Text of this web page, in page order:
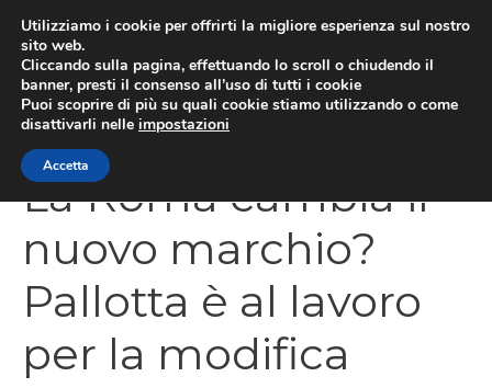
contenuto
La Roma cambia il
nuovo marchio?
Pallotta è al lavoro
per la modifica
Utilizziamo i cookie per offrirti la migliore esperienza sul nostro
sito web.
Cliccando sulla pagina, effettuando lo scroll o chiudendo il
banner, presti il consenso all’uso di tutti i cookie
Puoi scoprire di più su quali cookie stiamo utilizzando o come
disattivarli nelle impostazioni
Accetta